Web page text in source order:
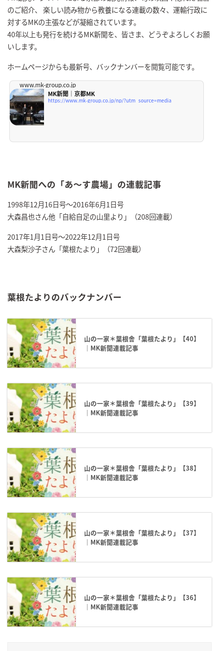
のご紹介、 楽しい読み物から教養になる連載の数々、運輸行政に
対するMKの主張などが凝縮されています。
40年以上も発行を続けるMK新聞を、皆さま、どうぞよろしくお願
いします。
ホームページからも最新号、バックナンバーを閲覧可能です。
www.mk-group.co.jp
MK新聞｜京都MK
https://www.mk-group.co.jp/np/?utm_source=media
MK新聞への「あ～す農場」の連載記事
1998年12月16日号～2016年6月1日号
大森昌也さん他「自給自足の山里より」（208回連載）
2017年1月1日号～2022年12月1日号
大森梨沙子さん「葉根たより」（72回連載）
葉根たよりのバックナンバー
山の一家＊葉根舎「葉根たより」【40】
｜MK新聞連載記事
山の一家＊葉根舎「葉根たより」【39】
｜MK新聞連載記事
山の一家＊葉根舎「葉根たより」【38】
｜MK新聞連載記事
山の一家＊葉根舎「葉根たより」【37】
｜MK新聞連載記事
山の一家＊葉根舎「葉根たより」【36】
｜MK新聞連載記事